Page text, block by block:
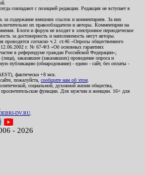
совпадают с позицией редакции. Редакция не вступает в
за содержание внешних ссылок и комментариев. За них
их правообладатели и авторы. Комментарии на
Блоги и форум не входят в электронное периодическое
за достоверность и наполняемость несут авторы.
проводятся согласно ч.2. ст.46 «Опросы общественного
12.06.2002 г. № 67-ФЗ «Об основных гарантиях
в референдуме граждан Российской Федерации»;
заказавшее (заказавших) проведение опроса и
публикацию (обнародование) - едино - сайт, без оплаты -
фактически +8 мск.
пожалуйста, сообщите нам об этом
социальной, духовной жизни общества,
просветительские функции. Для мужчин и женщин. 16+ для
DV.RU
- 2026